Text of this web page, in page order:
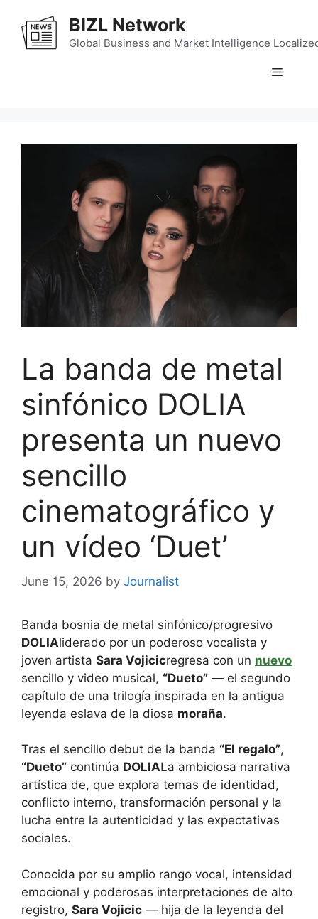
content
BIZL Network
Global Business and Market Intelligence
Menu
La banda de metal
sinfónico DOLIA
presenta un nuevo
sencillo
cinematográfico y
un vídeo ‘Duet’
June 15, 2026 by Journalist
Banda bosnia de metal sinfónico/progresivo
DOLIAliderado por un poderoso vocalista y
joven artista Sara Vojicicregresa con un nuevo
sencillo y video musical, “Dueto” — el segundo
capítulo de una trilogía inspirada en la antigua
leyenda eslava de la diosa moraña.
Tras el sencillo debut de la banda “El regalo”,
“Dueto” continúa DOLIALa ambiciosa narrativa
artística de, que explora temas de identidad,
conflicto interno, transformación personal y la
lucha entre la autenticidad y las expectativas
sociales.
Conocida por su amplio rango vocal, intensidad
emocional y poderosas interpretaciones de alto
registro, Sara Vojicic — hija de la leyenda del